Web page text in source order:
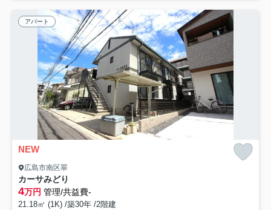
アパート
NEW
広島市南区翠
カーサみどり
4万円 管理/共益費-
21.18㎡ (1K) /築30年 /2階建